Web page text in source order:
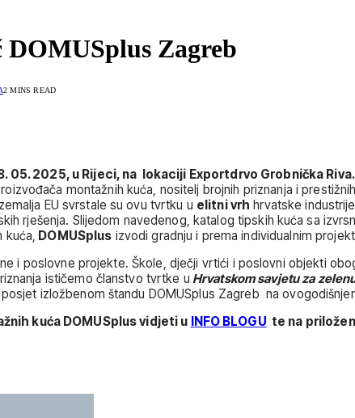
Zagreb
2 MINS READ
05. 2025, u Rijeci, na lokaciji Exportdrvo Grobnička
montažnih kuća, nositelj brojnih priznanja i
EU svrstale su ovu tvrtku u elitni vrh hrvatske
rješenja. Slijedom navedenog, katalog tipskih kuća sa
kuća, DOMUSplus izvodi gradnju i prema individualnim
i poslovne projekte. Škole, dječji vrtići i poslovni objekti
ističemo članstvo tvrtke u Hrvatskom savjetu za
izložbenom štandu DOMUSplus Zagreb na
kuća DOMUSplus vidjeti u INFO BLOGU te na